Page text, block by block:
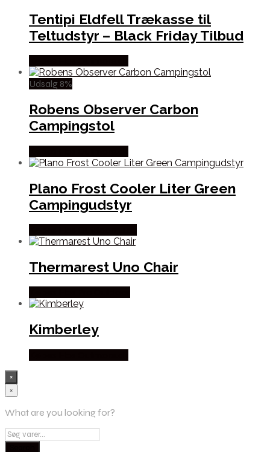
Tentipi Eldfell Trækasse til
Teltudstyr – Black Friday Tilbud
Udsalg 8%
Robens Observer Carbon
Campingstol
Plano Frost Cooler Liter Green
Campingudstyr
Thermarest Uno Chair
Kimberley
×
×
What are you looking for?